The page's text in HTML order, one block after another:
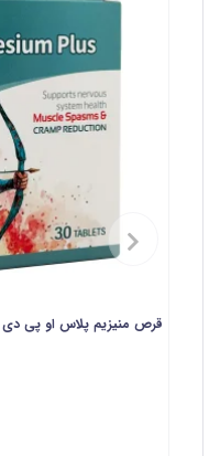
دور از دسترس اطفال و
قرص منیزیم پلاس او پی دی فارما